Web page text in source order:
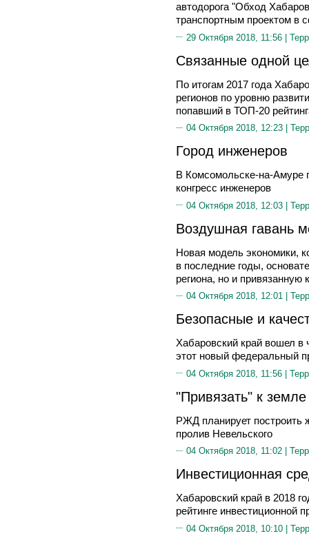
автодорога "Обход
транспортным проектом в
29 Октября 2018, 11:56 |
Связанные одной
По итогам 2017 года
регионов по уровню
попавший в ТОП-20
04 Октября 2018, 12:23 |
Город инженеров
В Комсомольске-на-Амуре
конгресс инженеров
04 Октября 2018, 12:03 |
Воздушная гавань
Новая модель экономики,
в последние годы,
региона, но и привязанную
04 Октября 2018, 12:01 |
Безопасные и
Хабаровский край вошел
этот новый федеральный
04 Октября 2018, 11:56 |
"Привязать" к
РЖД планирует построить
пролив Невельского
04 Октября 2018, 11:02 |
Инвестиционная
Хабаровский край в 2018
рейтинге инвестиционной
04 Октября 2018, 10:10 |